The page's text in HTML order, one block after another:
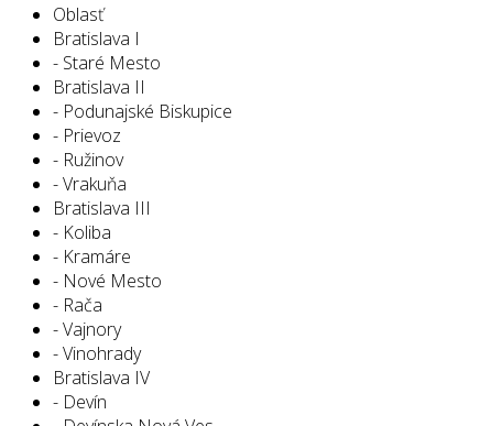
Oblasť
Bratislava I
- Staré Mesto
Bratislava II
- Podunajské Biskupice
- Prievoz
- Ružinov
- Vrakuňa
Bratislava III
- Koliba
- Kramáre
- Nové Mesto
- Rača
- Vajnory
- Vinohrady
Bratislava IV
- Devín